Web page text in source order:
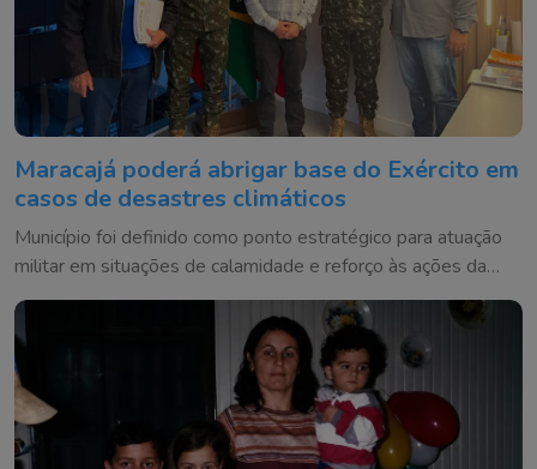
Maracajá poderá abrigar base do Exército em
casos de desastres climáticos
Município foi definido como ponto estratégico para atuação
militar em situações de calamidade e reforço às ações da
Defesa Civil na região